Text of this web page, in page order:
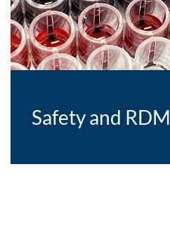
Safety and RDM